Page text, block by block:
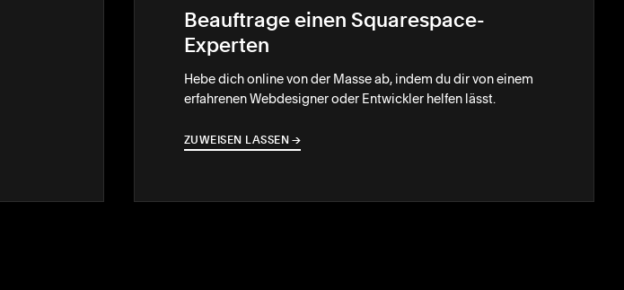
Beauftrage einen Squarespace-
Experten
Hebe dich online von der Masse ab, indem du dir von einem
erfahrenen Webdesigner oder Entwickler helfen lässt.
ZUWEISEN LASSEN →
→